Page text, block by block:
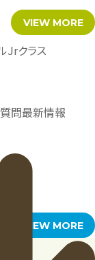
Jrクラス
問最新情報
VIEW MORE
VIEW MORE